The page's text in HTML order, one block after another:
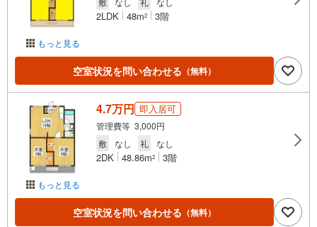
もっと見る
2LDK 48m2 3階
空室状況を問い合わせる （無料）
もっと見る
4.7万円 即入居可
管理費等 3,000円
敷
なし 礼 なし
2DK 48.86m2 3階
空室状況を問い合わせる （無料）